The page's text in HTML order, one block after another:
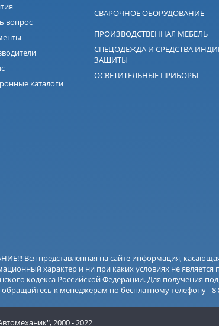
вопрос
каталоги
СВАРОЧНОЕ ОБОРУДОВАНИЕ
ПРОИЗВОДСТВЕННАЯ МЕБЕЛЬ
СПЕЦОДЕЖДА И СРЕДСТВА
ЗАЩИТЫ
ОСВЕТИТЕЛЬНЫЕ ПРИБОРЫ
Вся представленная на сайте информация,
характер и ни при каких условиях не
кодекса Российской Федерации. Для получения
обращайтесь к менеджерам по бесплатному телефону - 8
2000 - 2022